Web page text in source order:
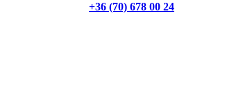
+36 (70) 678 00 24